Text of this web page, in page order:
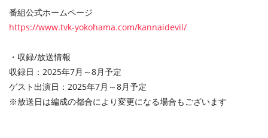
番組公式ホームページ
https://www.tvk-yokohama.com/kannaidevil/
・収録/放送情報
収録日：2025年7月～8月予定
ゲスト出演日：2025年7月～8月予定
※放送日は編成の都合により変更になる場合もございます